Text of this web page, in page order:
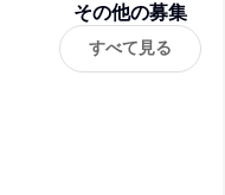
その他の募集
すべて見る